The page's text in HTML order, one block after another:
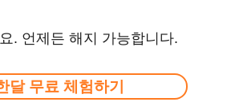
. 언제든 해지 가능합니다.
달 무료 체험하기